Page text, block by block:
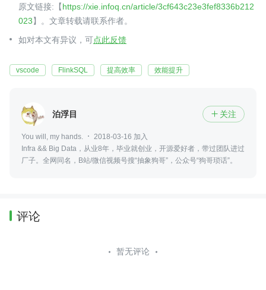
原文链接:【https://xie.infoq.cn/article/3cf643c23e3fef8336b212
023】。文章转载请联系作者。
如对本文有异议，可点此反馈
vscode FlinkSQL 提高效率 效能提升
泊浮目  关注
You will, my hands.
2018-03-16 加入
Infra && Big Data，从业8年，毕业就创业，开源爱好者，带过团队进过
厂子。全网同名，B站/微信视频号搜“抽象狗哥”，公众号“狗哥琐话”。
评论
暂无评论